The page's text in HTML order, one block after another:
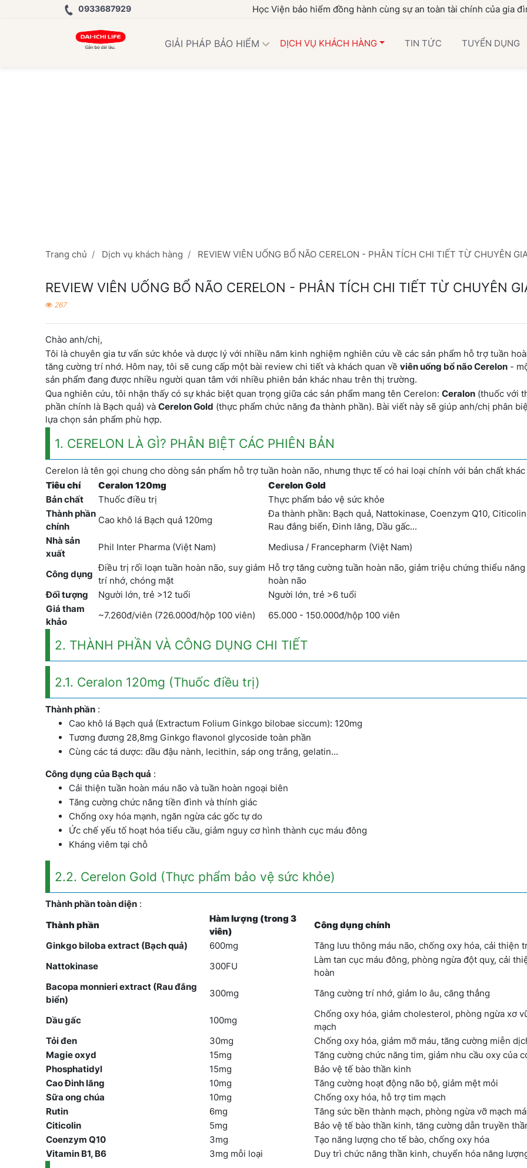
0933687929 Học Viện bảo hiểm đồng hành cùng sự an toàn tài chính của gia đình bạn
GIẢI PHÁP BẢO HIỂM DỊCH VỤ KHÁCH HÀNG TIN TỨC TUYỂN DỤNG
Trang chủ Dịch vụ khách hàng REVIEW VIÊN UỐNG BỔ NÃO CERELON - PHÂN TÍCH CHI TIẾT TỪ CHUYÊN
REVIEW VIÊN UỐNG BỔ NÃO CERELON - PHÂN TÍCH CHI TIẾT TỪ CHUYÊN
267
Chào anh/chị,
Tôi là chuyên gia tư vấn sức khỏe và dược lý với nhiều năm kinh nghiệm nghiên cứu về các sản phẩm hỗ trợ tuần
tăng cường trí nhớ. Hôm nay, tôi sẽ cung cấp một bài review chi tiết và khách quan về viên uống bổ não Cerelon -
sản phẩm đang được nhiều người quan tâm với nhiều phiên bản khác nhau trên thị trường.
Qua nghiên cứu, tôi nhận thấy có sự khác biệt quan trọng giữa các sản phẩm mang tên Cerelon: Ceralon (thuốc với
phần chính là Bạch quả) và Cerelon Gold (thực phẩm chức năng đa thành phần). Bài viết này sẽ giúp anh/chị phân
lựa chọn sản phẩm phù hợp.
1. CERELON LÀ GÌ? PHÂN BIỆT CÁC PHIÊN BẢN
Cerelon là tên gọi chung cho dòng sản phẩm hỗ trợ tuần hoàn não, nhưng thực tế có hai loại chính với bản chất khác
Tiêu chí
Ceralon 120mg
Cerelon Gold
Bản chất
Thuốc điều trị
Thực phẩm bảo vệ sức khỏe
Thành phần
chính
Cao khô lá Bạch quả 120mg
Đa thành phần: Bạch quả, Nattokinase, Coenzym Q10,
Rau đắng biển, Đinh lăng, Dầu gấc...
Nhà sản
xuất
Phil Inter Pharma (Việt Nam) Mediusa / Francepharm (Việt Nam)
Công dụng
Điều trị rối loạn tuần hoàn não, suy giảm
trí nhớ, chóng mặt
Hỗ trợ tăng cường tuần hoàn não, giảm triệu chứng thiểu năng
hoàn não
Đối tượng
Người lớn, trẻ >12 tuổi
Người lớn, trẻ >6 tuổi
Giá tham
khảo
~7.260đ/viên (726.000đ/hộp 100 viên) 65.000 - 150.000đ/hộp 100 viên
2. THÀNH PHẦN VÀ CÔNG DỤNG CHI TIẾT
2.1. Ceralon 120mg (Thuốc điều trị)
Thành phần :
Cao khô lá Bạch quả (Extractum Folium Ginkgo bilobae siccum): 120mg
Tương đương 28,8mg Ginkgo flavonol glycoside toàn phần
Cùng các tá dược: dầu đậu nành, lecithin, sáp ong trắng, gelatin...
Công dụng của Bạch quả :
Cải thiện tuần hoàn máu não và tuần hoàn ngoại biên
Tăng cường chức năng tiền đình và thính giác
Chống oxy hóa mạnh, ngăn ngừa các gốc tự do
Ức chế yếu tố hoạt hóa tiểu cầu, giảm nguy cơ hình thành cục máu đông
Kháng viêm tại chỗ
2.2. Cerelon Gold (Thực phẩm bảo vệ sức khỏe)
Thành phần toàn diện :
Thành phần
Hàm lượng (trong 3
viên)
Công dụng chính
Ginkgo biloba extract (Bạch quả)
600mg
Tăng lưu thông máu não, chống oxy hóa, cải thiện
Nattokinase
300FU
Làm tan cục máu đông, phòng ngừa đột quỵ, cải
hoàn
Bacopa monnieri extract (Rau đắng
biển)
300mg Tăng cường trí nhớ, giảm lo âu, căng thẳng
Dầu gấc 100mg
Chống oxy hóa, giảm cholesterol, phòng ngừa xơ
mạch
Tỏi đen
30mg
Chống oxy hóa, giảm mỡ máu, tăng cường miễn
Magie oxyd
15mg
Tăng cường chức năng tim, giảm nhu cầu oxy của
Phosphatidyl
15mg
Bảo vệ tế bào thần kinh
Cao Đinh lăng
10mg
Tăng cường hoạt động não bộ, giảm mệt mỏi
Sữa ong chúa
10mg
Chống oxy hóa, hỗ trợ tim mạch
Rutin
6mg
Tăng sức bền thành mạch, phòng ngừa vỡ mạch
Citicolin
5mg
Bảo vệ tế bào thần kinh, tăng cường dẫn truyền
Coenzym Q10
3mg
Tạo năng lượng cho tế bào, chống oxy hóa
Vitamin B1, B6
3mg mỗi loại Duy trì chức năng thần kinh, chuyển hóa năng